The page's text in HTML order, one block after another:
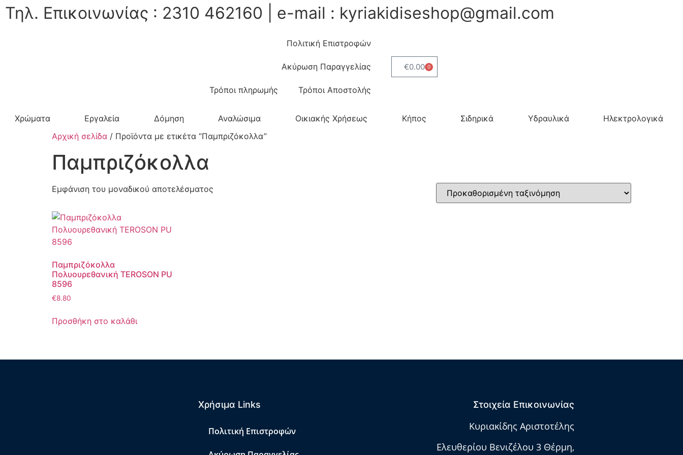
Τηλ. Επικοινωνίας : 2310 462160 | e-mail : kyriakidiseshop@gmail.com
Πολιτική Επιστροφών
Ακύρωση Παραγγελίας
Τρόποι πληρωμής Τρόποι Αποστολής
€0.00 0
Χρώματα Εργαλεία Δόμηση Αναλώσιμα Οικιακής Χρήσεως Κήπος Σιδηρικά Υδραυλικά
Ηλεκτρολογικά
Αρχική σελίδα / Προϊόντα με ετικέτα “Παμπριζόκολλα”
Παμπριζόκολλα
Εμφάνιση του μοναδικού αποτελέσματος
Παμπριζόκολλα
Πολυουρεθανική TEROSON PU
8596
€8.80
Προσθήκη στο καλάθι
Χρήσιμα Links
Πολιτική Επιστροφών
Στοιχεία Επικοινωνίας
Κυριακίδης Αριστοτέλης
Ελευθερίου Βενιζέλου 3 Θέρμη,